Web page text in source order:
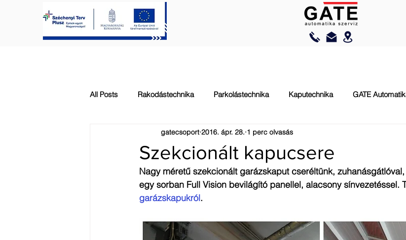
All Posts Rakodástechnika Parkolástechnika Kaputechnika GATE
Általános
Szekcionált kapucsere
gatecsoport 2016. ápr. 28. 1 perc olvasás
Nagy méretű szekcionált garázskaput cseréltünk,
egy sorban Full Vision bevilágító panellel, alacsony sínvezetéssel.
garázskapukról.